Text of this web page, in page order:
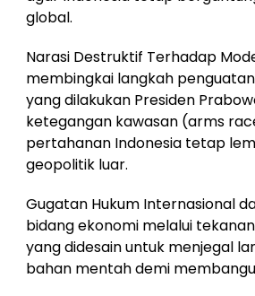
global.
Narasi Destruktif Terhadap
membingkai langkah
yang dilakukan Presiden
ketegangan kawasan (arms
pertahanan Indonesia tetap
geopolitik luar.
Gugatan Hukum Internasional
bidang ekonomi melalui
yang didesain untuk menjegal
bahan mentah demi